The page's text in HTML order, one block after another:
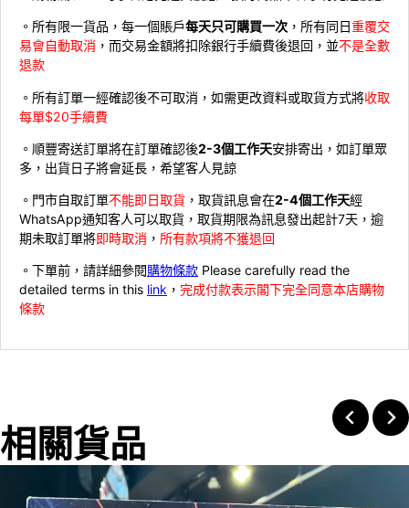
。所有限一貨品，每一個賬戶每天只可購買一次 ，所有同日重覆交
易會自動取消 ，而交易金額將扣除銀行手續費後退回，並不是全數
退款
。所有訂單一經確認後不可取消，如需更改資料或取貨方式將收取
每單$20手續費
。順豐寄送訂單將在訂單確認後2-3個工作天安排寄出，如訂單眾
多，出貨日子將會延長，希望客人見諒
。門市自取訂單不能即日取貨 ，取貨訊息會在2-4個工作天經
WhatsApp通知客人可以取貨，取貨期限為訊息發出起計7天，逾
期未取訂單將即時取消 ， 所有款項將不獲退回
。下單前，請詳細參閱購物條款 Please carefully read the
detailed terms in this link ， 完成付款表示閣下完全同意本店購物
條款
相關貨品